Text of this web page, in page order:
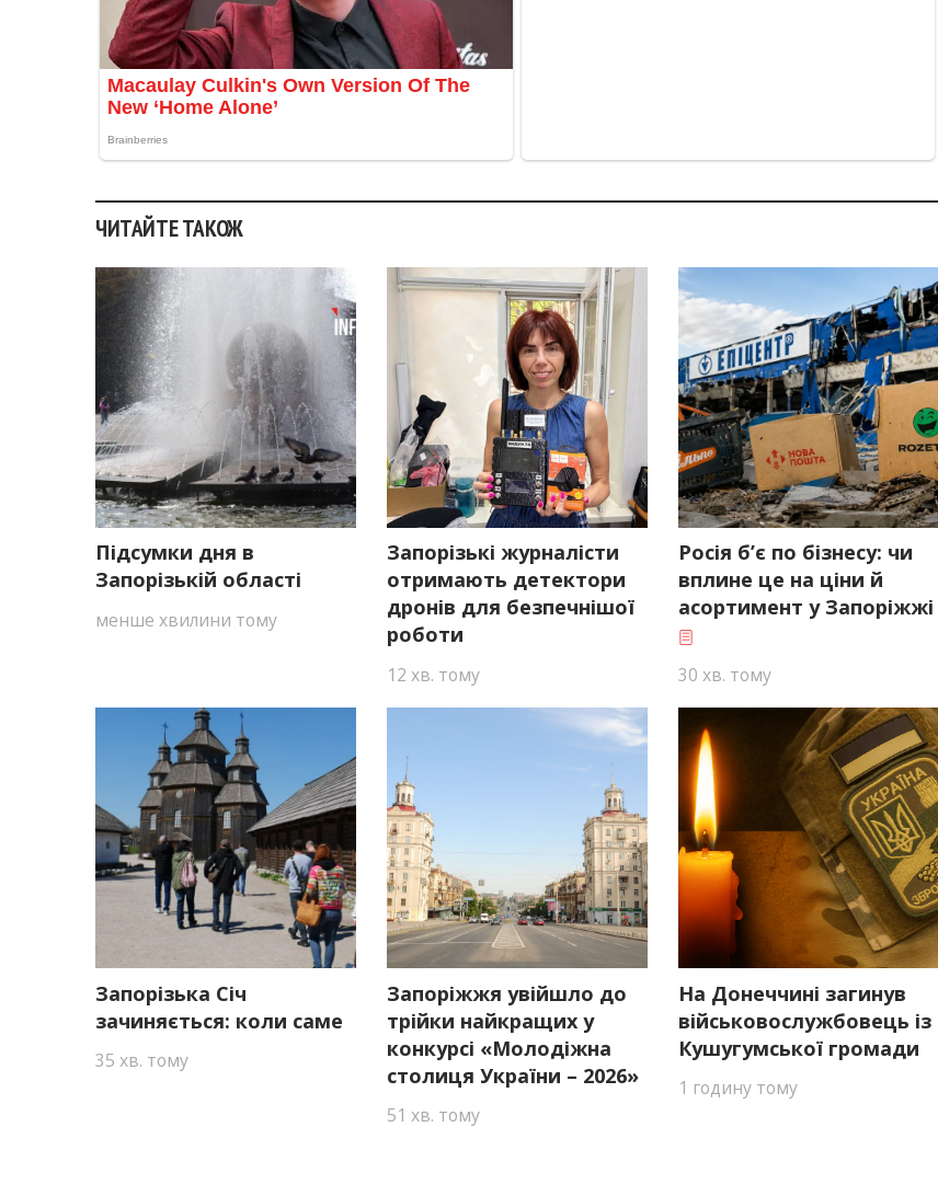
ЧИТАЙТЕ ТАКОЖ
Підсумки дня в
Запорізькій області
менше хвилини тому
Запорізькі журналісти
отримають детектори
дронів для безпечнішої
роботи
12 хв. тому
Росія б’є по бізнесу: чи
вплине це на ціни й
асортимент у Запоріжжі
30 хв. тому
Запорізька Січ
зачиняється: коли саме
35 хв. тому
Запоріжжя увійшло до
трійки найкращих у
конкурсі «Молодіжна
столиця України – 2026»
51 хв. тому
На Донеччині загинув
військовослужбовець із
Кушугумської громади
1 годину тому